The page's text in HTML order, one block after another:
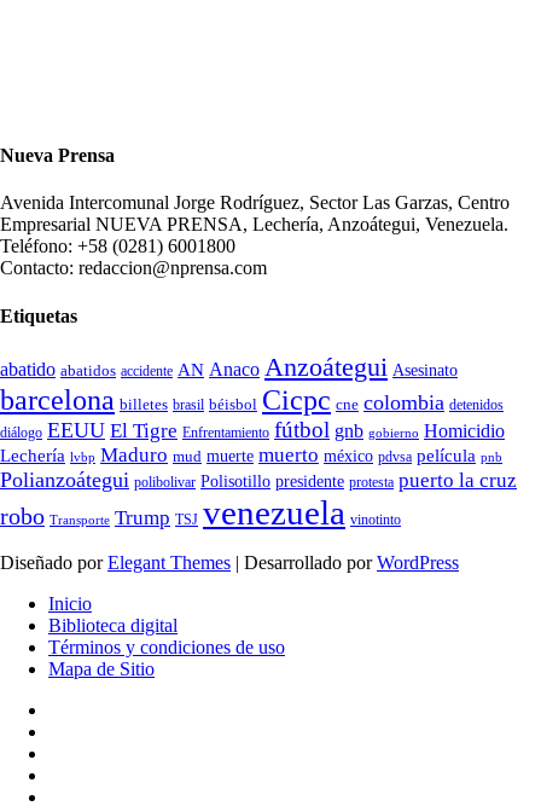
Nueva Prensa
Avenida Intercomunal Jorge Rodríguez, Sector Las Garzas, Centro
Empresarial NUEVA PRENSA, Lechería, Anzoátegui, Venezuela.
Teléfono: +58 (0281) 6001800
Contacto: redaccion@nprensa.com
Etiquetas
abatido abatidos accidente AN Anaco Anzoátegui Asesinato
barcelona billetes brasil béisbol Cicpc cne colombia detenidos
diálogo EEUU El Tigre Enfrentamiento fútbol gnb gobierno Homicidio
Lechería lvbp Maduro mud muerte muerto méxico pdvsa película pnb
Polianzoátegui polibolivar Polisotillo presidente protesta puerto la cruz
robo Transporte Trump TSJ venezuela vinotinto
Diseñado porElegant Themes | Desarrollado porWordPress
Inicio
Biblioteca digital
Términos y condiciones de uso
Mapa de Sitio